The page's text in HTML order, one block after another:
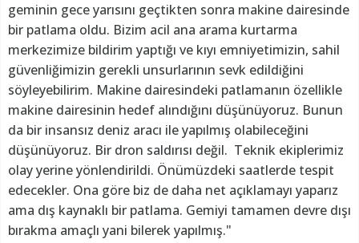
geminin gece yarısını geçtikten sonra makine dairesinde
bir patlama oldu. Bizim acil ana arama kurtarma
merkezimize bildirim yaptığı ve kıyı emniyetimizin, sahil
güvenliğimizin gerekli unsurlarının sevk edildiğini
söyleyebilirim. Makine dairesindeki patlamanın özellikle
makine dairesinin hedef alındığını düşünüyoruz. Bunun
da bir insansız deniz aracı ile yapılmış olabileceğini
düşünüyoruz. Bir dron saldırısı değil. Teknik ekiplerimiz
olay yerine yönlendirildi. Önümüzdeki saatlerde tespit
edecekler. Ona göre biz de daha net açıklamayı yaparız
ama dış kaynaklı bir patlama. Gemiyi tamamen devre dışı
bırakma amaçlı yani bilerek yapılmış."